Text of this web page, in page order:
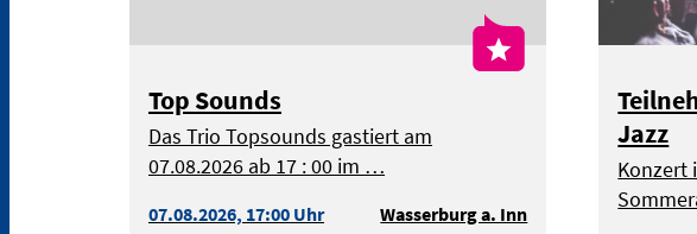
Top Sounds
Das Trio Topsounds gastiert am
07.08.2026 ab 17 : 00 im …
07.08.2026, 17:00 Uhr Wasserburg a. Inn
Jazz
Konzert